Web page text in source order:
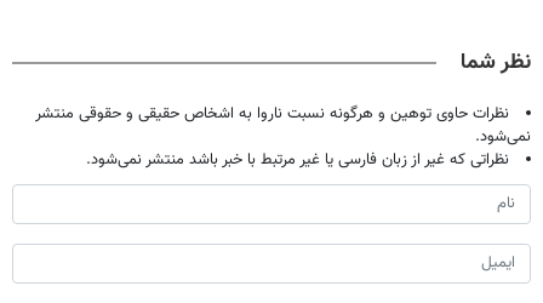
نظر شما
نظرات حاوی توهین و هرگونه نسبت ناروا به اشخاص حقیقی و حقوقی منتشر
نمی‌شود.
نظراتی که غیر از زبان فارسی یا غیر مرتبط با خبر باشد منتشر نمی‌شود.